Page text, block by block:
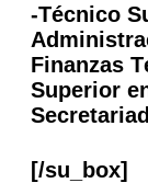
-Técnico
Finanzas
Superior
[/su_box]